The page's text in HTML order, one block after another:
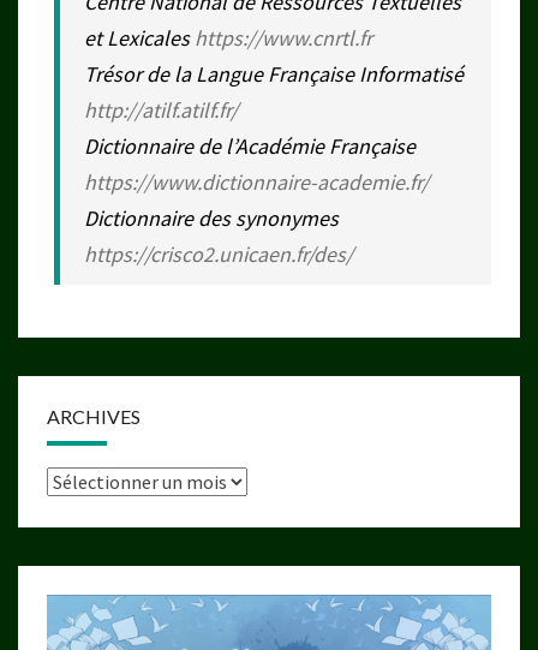
et Lexicaleshttps://www.cnrtl.fr
Trésor de la Langue Française Informatisé
http://atilf.atilf.fr/
Dictionnaire de l’Académie Française
https://www.dictionnaire-academie.fr/
Dictionnaire des synonymes
https://crisco2.unicaen.fr/des/
ARCHIVES
Archives